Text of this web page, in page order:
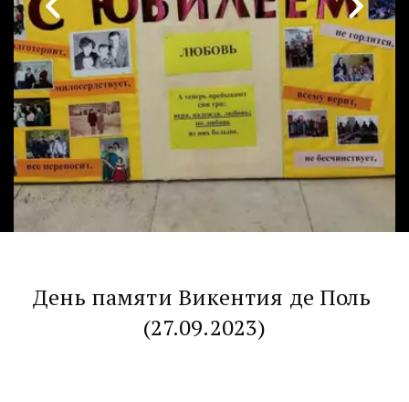
День памяти Викентия де Поль
(27.09.2023)